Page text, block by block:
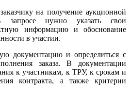
на получение аукционной
запросе нужно указать свои
информацию и обоснование
в участии.
документацию и определиться с
заказа. В документации
к участникам, к ТРУ, к срокам и
контракта, а также критерии